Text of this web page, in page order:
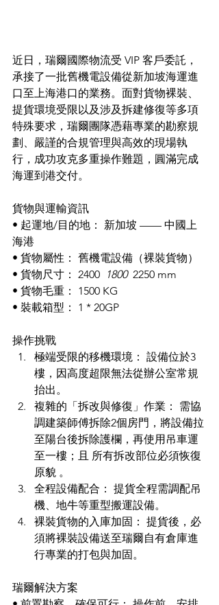
近日，瑞爾國際物流受 VIP 客戶委託，
承接了一批舊機電設備從新加坡海運進
口至上海港口的業務。面對貨物裸裝、
提貨環境受限以及涉及拆建修復等多項
特殊要求，瑞爾團隊憑藉專業的勘察規
劃、嚴謹的合規管理與高效的現場執
行，成功攻克多重操作難題，圓滿完成
海運到港交付。
貨物與運輸資訊
• 起運地/目的地： 新加坡 —— 中國上
海港
• 貨物屬性： 舊機電設備（裸裝貨物）
• 貨物尺寸： 2400
1800 2250 mm
• 貨物毛重： 1500 KG
• 裝載箱型： 1 * 20GP
操作挑戰
極端受限的移機環境： 設備位於3
樓，因高度超限無法從辦公室常規
抬出。
複雜的「拆改與修復」作業： 需協
調建築師傅拆除2個房門，將設備拉
至陽台後拆除護欄，再使用吊車運
至一樓；且 所有拆改部位必須恢復
原貌 。
全程設備配合： 提貨全程需調配吊
機、地牛等重型搬運設備。
裸裝貨物的入庫加固： 提貨後，必
須將裸裝設備送至瑞爾自有倉庫進
行專業的打包與加固。
瑞爾解決方案